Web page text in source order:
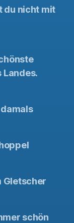
du nicht mit
Gletscher
schön